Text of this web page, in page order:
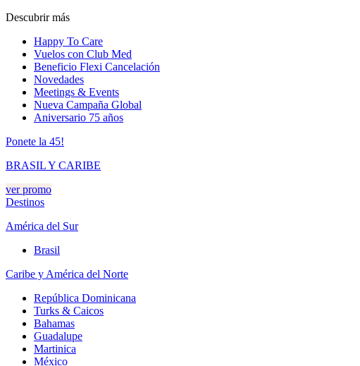
Descubrir más
Happy To Care
Vuelos con Club Med
Beneficio Flexi Cancelación
Novedades
Meetings & Events
Nueva Campaña Global
Aniversario 75 años
Ponete la 45!
BRASIL Y CARIBE
ver promo
Destinos
América del Sur
Brasil
Caribe y América del Norte
República Dominicana
Turks & Caicos
Bahamas
Guadalupe
Martinica
México